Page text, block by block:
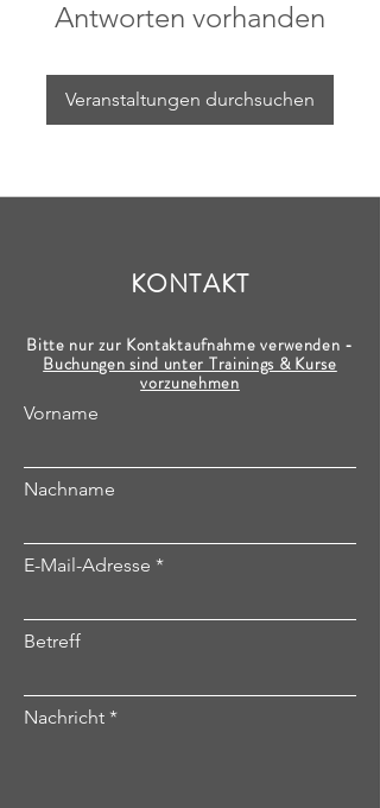
Antworten vorhanden
Veranstaltungen durchsuchen
KONTAKT
Bitte nur zur Kontaktaufnahme verwenden -
Buchungen sind unter Trainings & Kurse
vorzunehmen
Vorname
Nachname
E-Mail-Adresse
Betreff
Nachricht